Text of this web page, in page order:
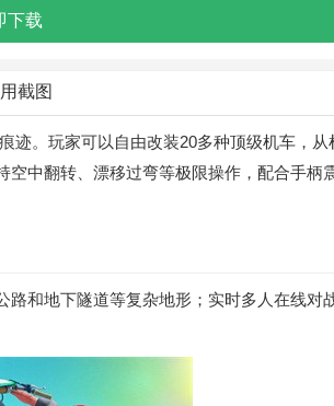
下载
截图
。玩家可以自由改装20多种顶级机车，
中翻转、漂移过弯等极限操作，配合手
和地下隧道等复杂地形；实时多人在线对